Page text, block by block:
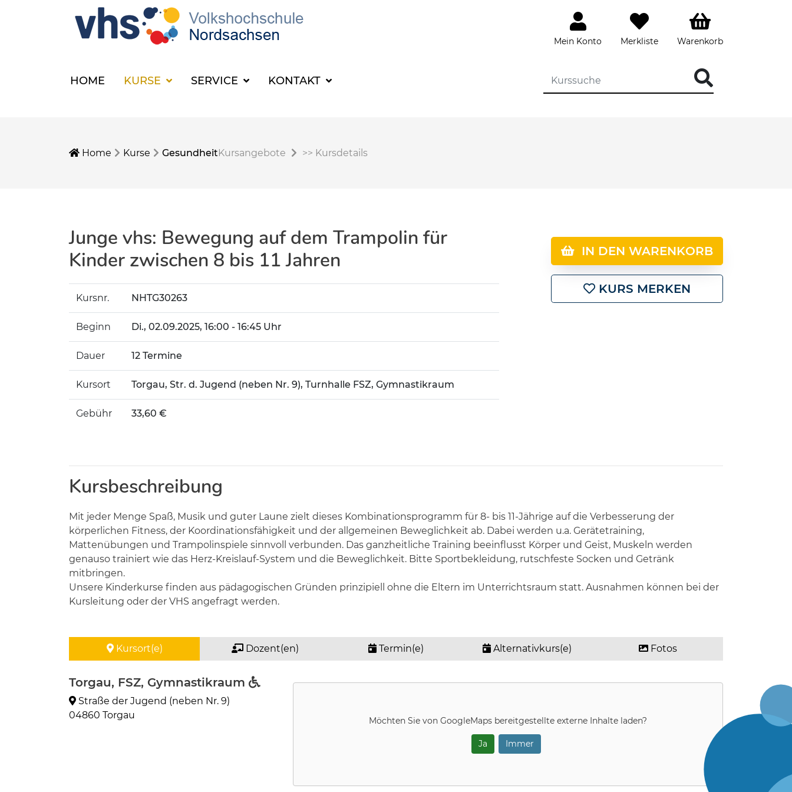
Mein Konto Merkliste Warenkorb
HOME KURSE SERVICE KONTAKT
Home Kurse GesundheitKursangebote >> Kursdetails
Junge vhs: Bewegung auf dem Trampolin für
Kinder zwischen 8 bis 11 Jahren
Kursnr. NHTG30263
Beginn Di., 02.09.2025, 16:00 - 16:45 Uhr
Dauer 12 Termine
Kursort Torgau, Str. d. Jugend (neben Nr. 9), Turnhalle FSZ, Gymnastikraum
Gebühr 33,60 €
IN DEN WARENKORB
KURS MERKEN
Kursbeschreibung
Mit jeder Menge Spaß, Musik und guter Laune zielt dieses Kombinationsprogramm für 8- bis 11-Jährige auf die Verbesserung der
körperlichen Fitness, der Koordinationsfähigkeit und der allgemeinen Beweglichkeit ab. Dabei werden u.a. Gerätetraining,
Mattenübungen und Trampolinspiele sinnvoll verbunden. Das ganzheitliche Training beeinflusst Körper und Geist, Muskeln werden
genauso trainiert wie das Herz-Kreislauf-System und die Beweglichkeit. Bitte Sportbekleidung, rutschfeste Socken und Getränk
mitbringen.
Unsere Kinderkurse finden aus pädagogischen Gründen prinzipiell ohne die Eltern im Unterrichtsraum statt. Ausnahmen können bei der
Kursleitung oder der VHS angefragt werden.
Kursort(e) Dozent(en) Termin(e) Alternativkurs(e) Fotos
Torgau, FSZ, Gymnastikraum
Straße der Jugend (neben Nr. 9)
04860 Torgau
Möchten Sie von GoogleMaps bereitgestellte externe Inhalte laden?
Ja Immer